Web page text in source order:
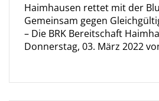
Haimhausen rettet mit der
Gemeinsam gegen
– Die BRK Bereitschaft
Donnerstag, 03. März 2022